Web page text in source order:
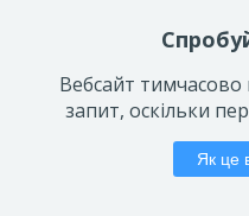
Вебсайт
запит, оскільки
Як це